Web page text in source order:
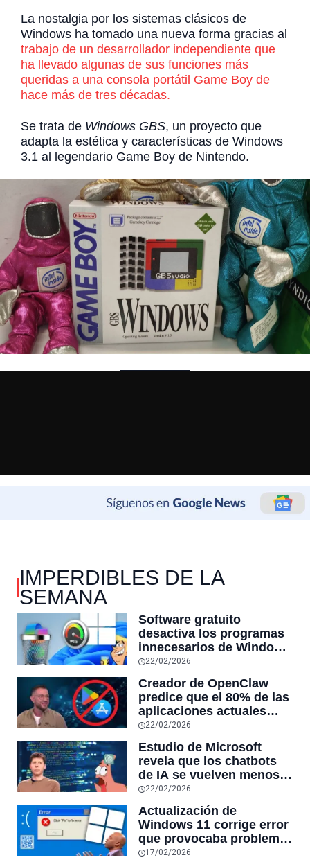
La nostalgia por los sistemas clásicos de
Windows ha tomado una nueva forma gracias al
trabajo de un desarrollador independiente que
ha llevado algunas de sus funciones más
queridas a una consola portátil Game Boy de
hace más de tres décadas.
Se trata de Windows GBS, un proyecto que
adapta la estética y características de Windows
3.1 al legendario Game Boy de Nintendo.
IMPERDIBLES DE LA
SEMANA
Software gratuito
desactiva los programas
innecesarios de Windows
11 y optimiza el PC,
RAM y mucho más
22/02/2026
Creador de OpenClaw
predice que el 80% de las
aplicaciones actuales
desaparecerán en el
las aplicaciones con
sensores únicos o
conexiones especiales a
hardware
22/02/2026
Estudio de Microsoft
revela que los chatbots
de IA se vuelven menos
confiables mientras más
tiempo hablas con ellos:
la falta de confiabilidad
sube un 112%
22/02/2026
Actualización de
Windows 11 corrige error
que provocaba problemas
al jugar en PC: los
17/02/2026